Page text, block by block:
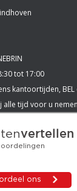
tot 17:00
kantoortijden,
alle tijd voor u